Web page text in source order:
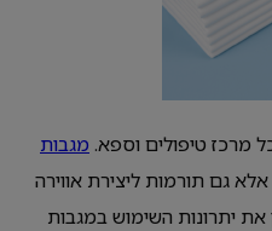
מרכז טיפולים וספא. מגבות
גם תורמות ליצירת אווירה
יתרונות השימוש במגבות